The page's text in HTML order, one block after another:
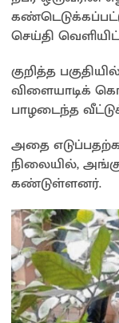
sA
p
p
o
o
k
செய்தி
குறித்த
விளையாடிக்
பாழடைந்த
அதை
நிலையில்,
கண்டுள்ளனர்.